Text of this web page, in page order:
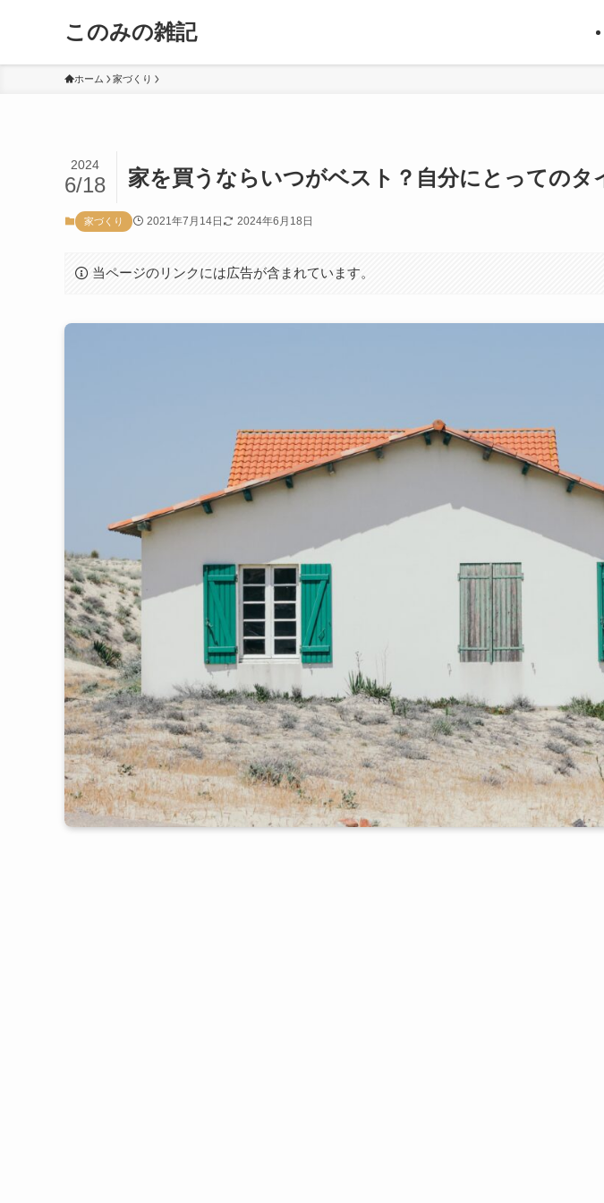
このみの雑記
ホーム 家づくり
家を買うならいつがベスト？自分にとってのタ
2024
6/18
家づくり 2021年7月14日 2024年6月18日
当ページのリンクには広告が含まれています。